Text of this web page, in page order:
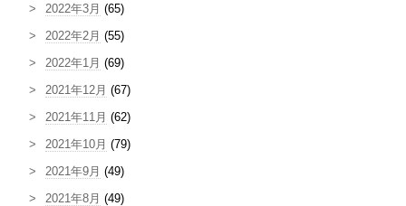
2022年3月 (65)
2022年2月 (55)
2022年1月 (69)
2021年12月 (67)
2021年11月 (62)
2021年10月 (79)
2021年9月 (49)
2021年8月 (49)